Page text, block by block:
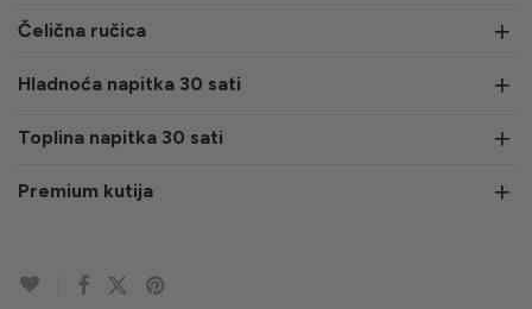
Čelična ručica
Hladnoća napitka 30 sati
Toplina napitka 30 sati
Premium kutija